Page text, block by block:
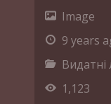
Image
9 years
1,123